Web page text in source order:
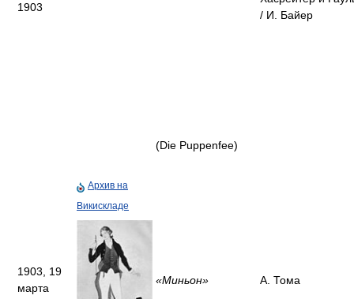
1903
Архив на
Викискладе
(Die Puppenfee)
/ И. Байер
1903, 19
марта
«Миньон» А. Тома